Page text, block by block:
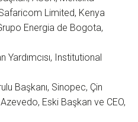
Limited, Kenya
Energia de Bogota,
Institutional
Başkanı, Sinopec, Çin
Eski Başkan ve CEO,